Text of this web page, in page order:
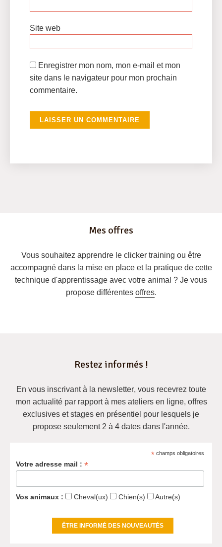
Site web
Enregistrer mon nom, mon e-mail et mon
site dans le navigateur pour mon prochain
commentaire.
Mes offres
Vous souhaitez apprendre le clicker training ou être
accompagné dans la mise en place et la pratique de cette
technique d'apprentissage avec votre animal ? Je vous
propose différentes offres.
Restez informés !
En vous inscrivant à la newsletter, vous recevrez toute
mon actualitépar rapport à mes ateliers en ligne, offres
exclusives etstages en présentiel pour lesquels je
propose seulement 2 à 4 dates dans l'année.
* champs obligatoires
Votre adresse mail : *
Vos animaux : Cheval(ux) Chien(s) Autre(s)